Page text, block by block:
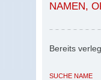
NAMEN,
Bereits
SUCHE NAME